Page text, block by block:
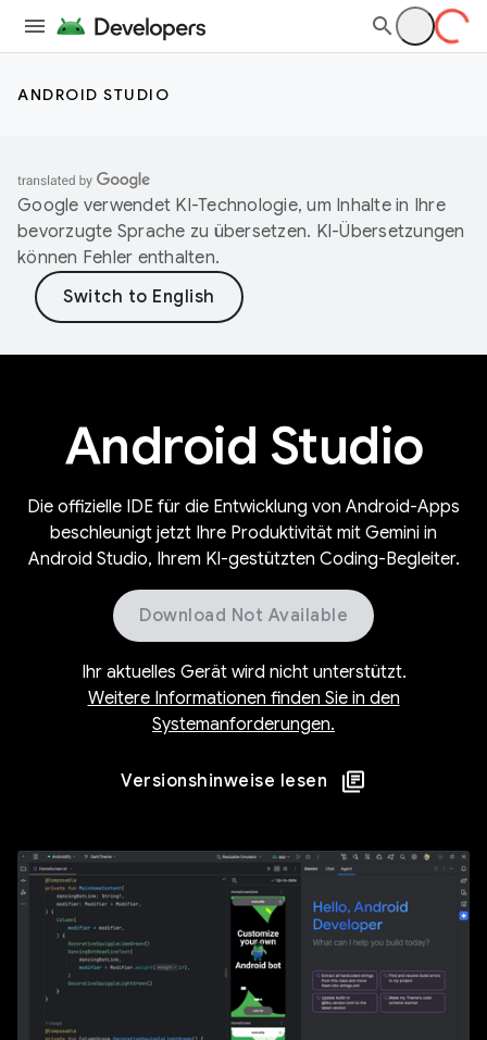
ANDROID STUDIO
Google verwendet KI-Technologie, um Inhalte in Ihre
bevorzugte Sprache zu übersetzen. KI-Übersetzungen
können Fehler enthalten.
Android Studio
Die offizielle IDE für die Entwicklung von Android-Apps
beschleunigt jetzt Ihre Produktivität mit Gemini in
Android Studio, Ihrem KI-gestützten Coding-Begleiter.
Download Not Available
Ihr aktuelles Gerät wird nicht unterstützt.
Weitere Informationen finden Sie in den
Systemanforderungen.
Versionshinweise lesen